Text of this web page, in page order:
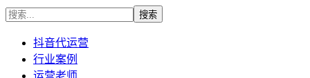
抖音代运营
行业案例
运营老师